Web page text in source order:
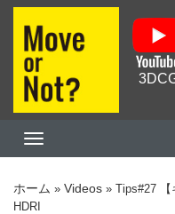
ホーム » Videos » Tips#27 【
HDRI